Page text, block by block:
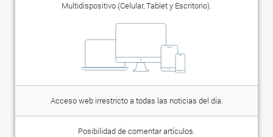
Multidispositivo (Celular, Tablet y Escritorio).
Acceso web irrestricto a todas las noticias del día.
Posibilidad de comentar artículos.